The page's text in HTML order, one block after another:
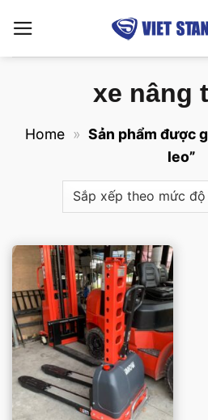
qua
nội
xe nâng
Home » Sản phẩm được
leo”